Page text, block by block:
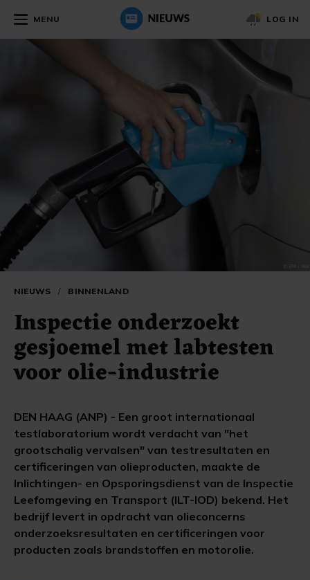
MENU LOG IN
NIEUWS / BINNENLAND
Inspectie onderzoekt
gesjoemel met labtesten
voor olie-industrie
DEN HAAG (ANP) - Een groot internationaal
testlaboratorium wordt verdacht van "het
grootschalig vervalsen" van testresultaten en
certificeringen van olieproducten, maakte de
Inlichtingen- en Opsporingsdienst van de Inspectie
Leefomgeving en Transport (ILT-IOD) bekend. Het
bedrijf levert in opdracht van olieconcerns
onderzoeksresultaten en certificeringen voor
producten zoals brandstoffen en motorolie.